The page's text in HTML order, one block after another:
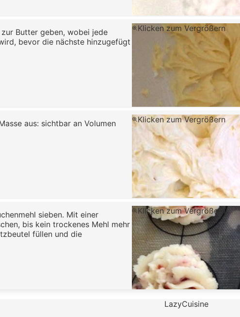
Butter geben, wobei jede
bevor die nächste hinzugefügt
Klicken zum Vergrößern
aus: sichtbar an Volumen
Klicken zum Vergrößern
sieben. Mit einer
bis kein trockenes Mehl mehr
füllen und die
Klicken zum Vergrößern
LazyCuisine